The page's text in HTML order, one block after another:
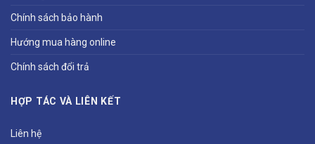
Chính sách bảo hành
Hướng mua hàng online
Chính sách đổi trả
HỢP TÁC VÀ LIÊN KẾT
Liên hệ